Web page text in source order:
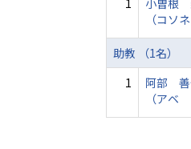
1
小曽根
（コソ
助教 （1名）
1
阿部
（アベ